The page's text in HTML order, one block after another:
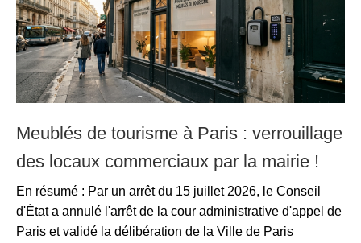
Meublés de tourisme à Paris : verrouillage
des locaux commerciaux par la mairie !
En résumé : Par un arrêt du 15 juillet 2026, le Conseil
d'État a annulé l'arrêt de la cour administrative d'appel de
Paris et validé la délibération de la Ville de Paris